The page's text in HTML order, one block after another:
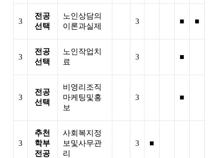
3
전공
선택
노인상담의
이론과실제
3 ■ ■
3
전공
선택
노인작업치
료
3 ■
3
전공
선택
비영리조직
마케팅및홍
보
3 ■
3
추천
학부
전공
사회복지정
보및사무관
리
3 ■